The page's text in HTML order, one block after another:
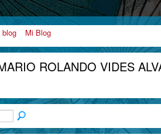
blog Mi Blog
ROLANDO VIDES